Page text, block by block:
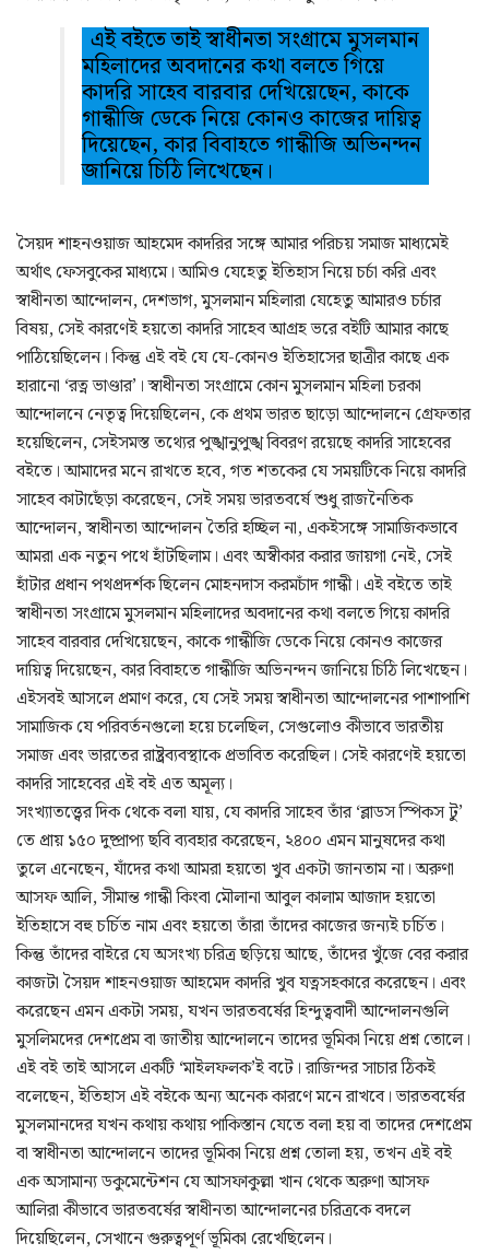
এই বইতে তাই স্বাধীনতা সংগ্রামে মুসলমান
মহিলাদের অবদানের কথা বলতে গিয়ে
কাদরি সাহেব বারবার দেখিয়েছেন, কাকে
গান্ধীজি ডেকে নিয়ে কোনও কাজের দায়িত্ব
দিয়েছেন, কার বিবাহতে গান্ধীজি অভিনন্দন
জানিয়ে চিঠি লিখেছেন।
সৈয়দ শাহনওয়াজ আহমেদ কাদরির সঙ্গে আমার পরিচয় সমাজ মাধ্যমেই
অর্থাৎ ফেসবুকের মাধ্যমে। আমিও যেহেতু ইতিহাস নিয়ে চর্চা করি এবং
স্বাধীনতা আন্দোলন, দেশভাগ, মুসলমান মহিলারা যেহেতু আমারও চর্চার
বিষয়, সেই কারণেই হয়তো কাদরি সাহেব আগ্রহ ভরে বইটি আমার কাছে
পাঠিয়েছিলেন। কিন্তু এই বই যে যে-কোনও ইতিহাসের ছাত্রীর কাছে এক
হারানো ‘রত্ন ভাণ্ডার’। স্বাধীনতা সংগ্রামে কোন মুসলমান মহিলা চরকা
আন্দোলনে নেতৃত্ব দিয়েছিলেন, কে প্রথম ভারত ছাড়ো আন্দোলনে গ্রেফতার
হয়েছিলেন, সেইসমস্ত তথ্যের পুঙ্খানুপুঙ্খ বিবরণ রয়েছে কাদরি সাহেবের
বইতে। আমাদের মনে রাখতে হবে, গত শতকের যে সময়টিকে নিয়ে কাদরি
সাহেব কাটাছেঁড়া করেছেন, সেই সময় ভারতবর্ষে শুধু রাজনৈতিক
আন্দোলন, স্বাধীনতা আন্দোলন তৈরি হচ্ছিল না, একইসঙ্গে সামাজিকভাবে
আমরা এক নতুন পথে হাঁটছিলাম। এবং অস্বীকার করার জায়গা নেই, সেই
হাঁটার প্রধান পথপ্রদর্শক ছিলেন মোহনদাস করমচাঁদ গান্ধী। এই বইতে তাই
স্বাধীনতা সংগ্রামে মুসলমান মহিলাদের অবদানের কথা বলতে গিয়ে কাদরি
সাহেব বারবার দেখিয়েছেন, কাকে গান্ধীজি ডেকে নিয়ে কোনও কাজের
দায়িত্ব দিয়েছেন, কার বিবাহতে গান্ধীজি অভিনন্দন জানিয়ে চিঠি লিখেছেন।
এইসবই আসলে প্রমাণ করে, যে সেই সময় স্বাধীনতা আন্দোলনের পাশাপাশি
সামাজিক যে পরিবর্তনগুলো হয়ে চলেছিল, সেগুলোও কীভাবে ভারতীয়
সমাজ এবং ভারতের রাষ্ট্রব্যবস্থাকে প্রভাবিত করেছিল। সেই কারণেই হয়তো
কাদরি সাহেবের এই বই এত অমূল্য।
সংখ্যাতত্ত্বের দিক থেকে বলা যায়, যে কাদরি সাহেব তাঁর ‘ব্লাডস স্পিকস টু’
তে প্রায় ১৫০ দুষ্প্রাপ্য ছবি ব্যবহার করেছেন, ২৪০০ এমন মানুষদের কথা
তুলে এনেছেন, যাঁদের কথা আমরা হয়তো খুব একটা জানতাম না। অরুণা
আসফ আলি, সীমান্ত গান্ধী কিংবা মৌলানা আবুল কালাম আজাদ হয়তো
ইতিহাসে বহু চর্চিত নাম এবং হয়তো তাঁরা তাঁদের কাজের জন্যই চর্চিত।
কিন্তু তাঁদের বাইরে যে অসংখ্য চরিত্র ছড়িয়ে আছে, তাঁদের খুঁজে বের করার
কাজটা সৈয়দ শাহনওয়াজ আহমেদ কাদরি খুব যত্নসহকারে করেছেন। এবং
করেছেন এমন একটা সময়, যখন ভারতবর্ষের হিন্দুত্ববাদী আন্দোলনগুলি
মুসলিমদের দেশপ্রেম বা জাতীয় আন্দোলনে তাদের ভূমিকা নিয়ে প্রশ্ন তোলে।
এই বই তাই আসলে একটি ‘মাইলফলক’ই বটে। রাজিন্দর সাচার ঠিকই
বলেছেন, ইতিহাস এই বইকে অন্য অনেক কারণে মনে রাখবে। ভারতবর্ষের
মুসলমানদের যখন কথায় কথায় পাকিস্তান যেতে বলা হয় বা তাদের দেশপ্রেম
বা স্বাধীনতা আন্দোলনে তাদের ভূমিকা নিয়ে প্রশ্ন তোলা হয়, তখন এই বই
এক অসামান্য ডকুমেন্টেশন যে আসফাকুল্লা খান থেকে অরুণা আসফ
আলিরা কীভাবে ভারতবর্ষের স্বাধীনতা আন্দোলনের চরিত্রকে বদলে
দিয়েছিলেন, সেখানে গুরুত্বপূর্ণ ভূমিকা রেখেছিলেন।